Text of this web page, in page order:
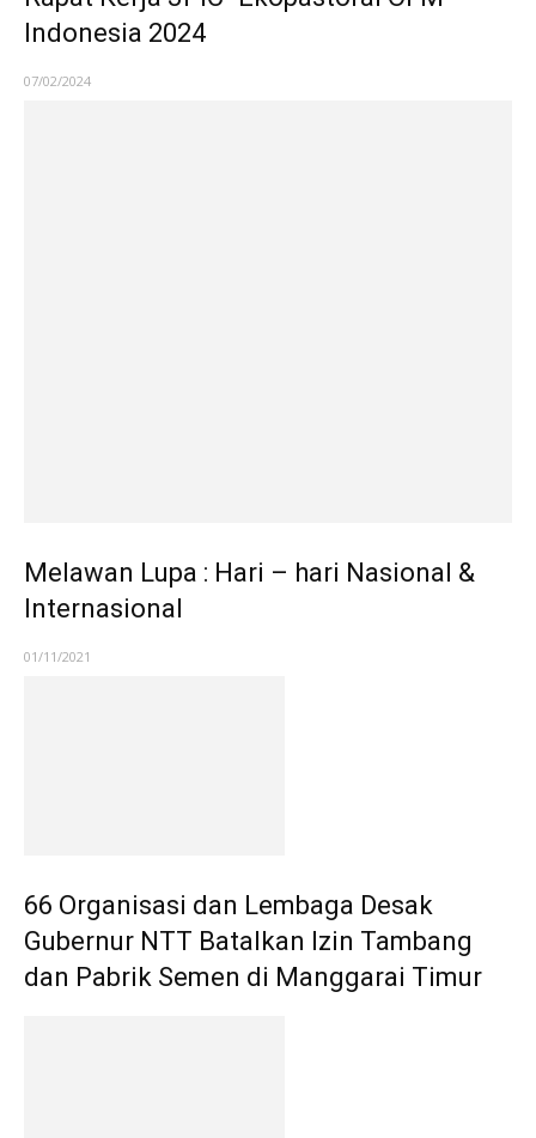
Indonesia 2024
07/02/2024
Melawan Lupa : Hari – hari Nasional &
Internasional
01/11/2021
66 Organisasi dan Lembaga Desak
Gubernur NTT Batalkan Izin Tambang
dan Pabrik Semen di Manggarai Timur